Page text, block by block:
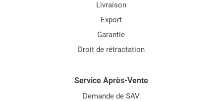
Livraison
Export
Garantie
Droit de rétractation
Service Après-Vente
Demande de SAV